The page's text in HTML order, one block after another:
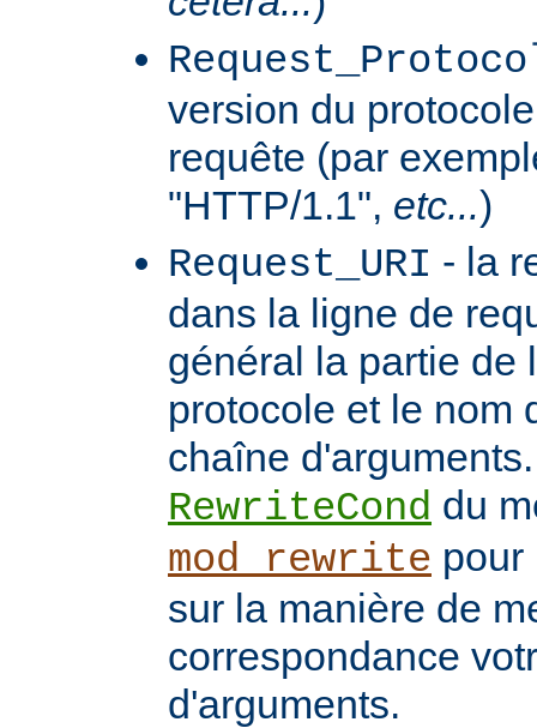
version du
requête (par
"HTTP/1.1", etc...)
Request_URI - la
dans la ligne de
général la partie de
protocole et le nom
chaîne
RewriteCond du
mod_rewrite pour
sur la manière de
correspondance
d'arguments.